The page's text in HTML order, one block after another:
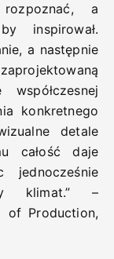
a
inspirował.
a następnie
konkretnego
detale
całość daje
jednocześnie
klimat.” –
of Production,